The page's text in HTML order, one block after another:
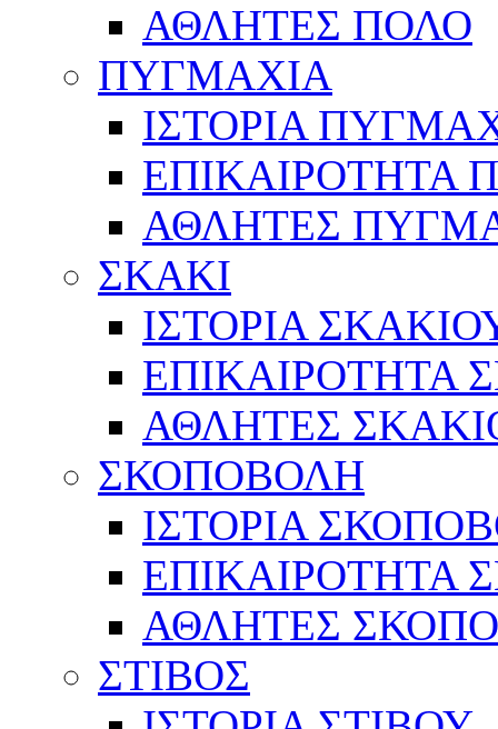
ΑΘΛΗΤΕΣ ΠΟΛΟ
ΠΥΓΜΑΧΙΑ
ΙΣΤΟΡΙΑ
ΕΠΙΚΑΙΡΟΤΗΤΑ
ΑΘΛΗΤΕΣ
ΣΚΑΚΙ
ΙΣΤΟΡΙΑ
ΕΠΙΚΑΙΡΟΤΗΤΑ
ΑΘΛΗΤΕΣ
ΣΚΟΠΟΒΟΛΗ
ΙΣΤΟΡΙΑ
ΕΠΙΚΑΙΡΟΤΗΤΑ
ΑΘΛΗΤΕΣ
ΣΤΙΒΟΣ